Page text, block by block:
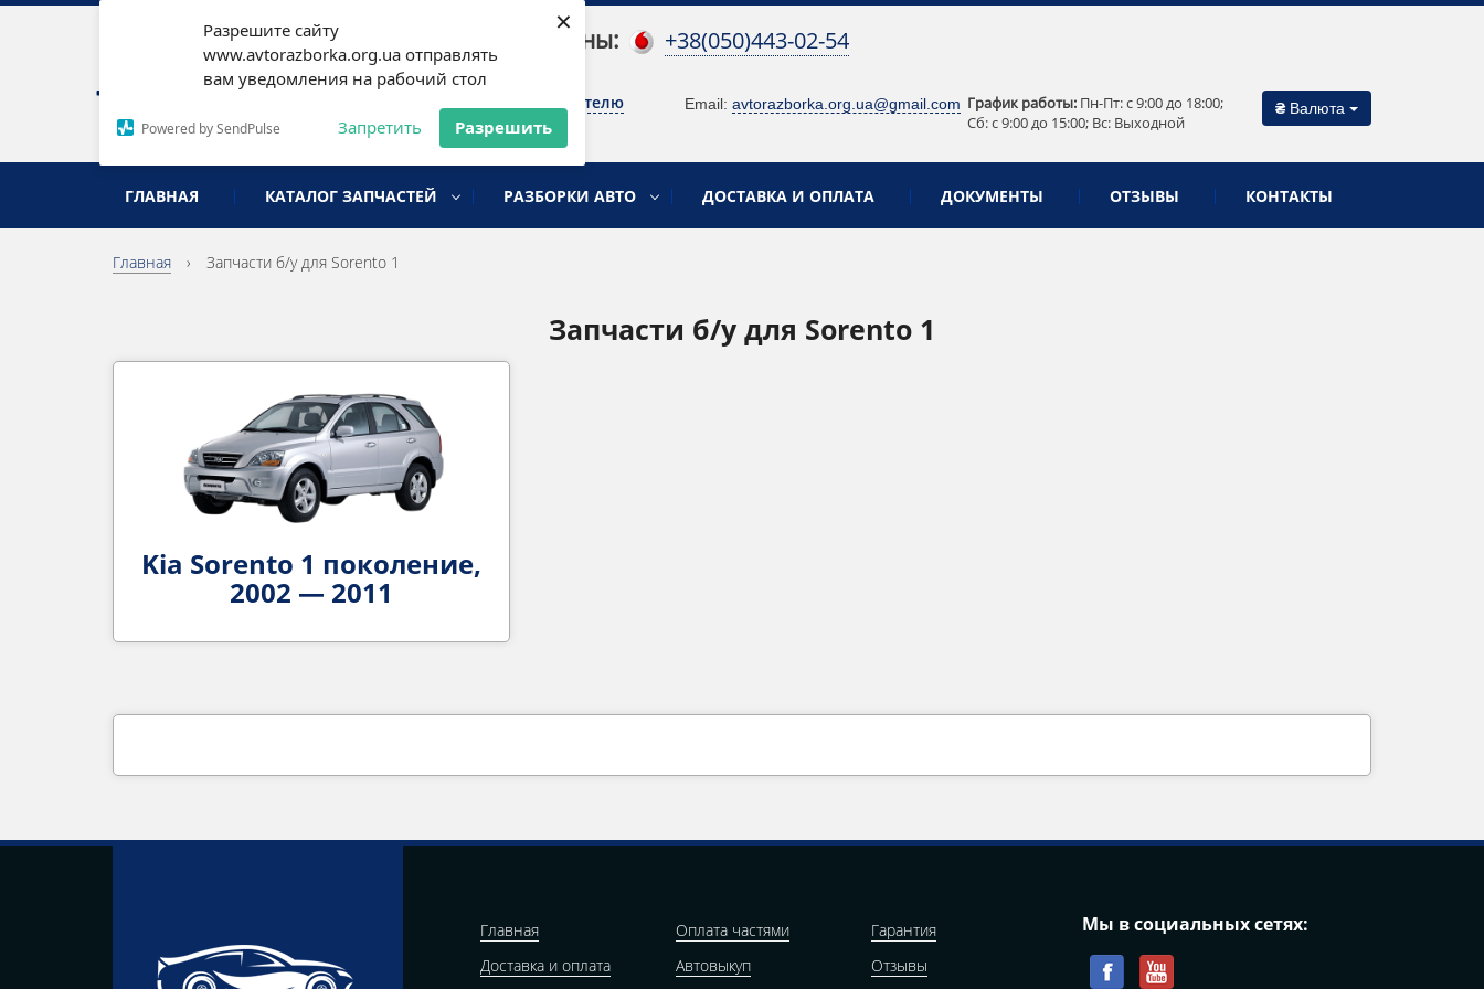
Разрешите сайту
www.avtorazborka.org.ua отправлять
вам уведомления на рабочий стол
Powered by SendPulse Запретить Разрешить
×
разборка иномарок
Наши телефоны: +38(050)443-02-54
Письмо руководителю Email: avtorazborka.org.ua@gmail.com График работы: Пн-Пт: c 9:00 до 18:00;
Сб: c 9:00 до 15:00; Вс: Выходной
₴ Валюта
ГЛАВНАЯ КАТАЛОГ ЗАПЧАСТЕЙ РАЗБОРКИ АВТО ДОСТАВКА И ОПЛАТА ДОКУМЕНТЫ ОТЗЫВЫ КОНТАКТЫ
Главная › Запчасти б/у для Sorento 1
Запчасти б/у для Sorento 1
Kia Sorento 1 поколение,
2002 — 2011
Главная
Доставка и оплата
Оплата частями
Автовыкуп
Гарантия
Отзывы
Мы в социальных сетях: